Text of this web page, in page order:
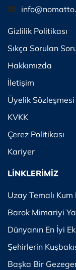
Gizlilik Politikası
Sıkça Sorulan
Hakkımızda
İletişim
Üyelik Sözleşmesi
KVKK
Çerez Politikası
Kariyer
LİNKLERİMİZ
Uzay Temalı
Barok Mimariyi
Dünyanın En İyi
Şehirlerin
Başka Bir